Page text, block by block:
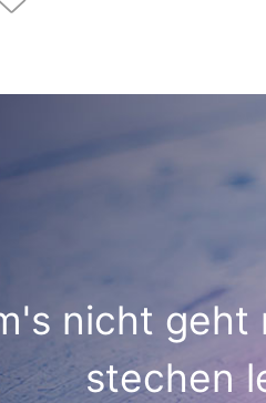
nicht geht
stechen